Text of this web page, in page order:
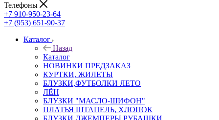
Телефоны
+7 910-950-23-64
+7 (953) 651-90-37
Каталог
Назад
Каталог
НОВИНКИ ПРЕДЗАКАЗ
КУРТКИ, ЖИЛЕТЫ
БЛУЗКИ,ФУТБОЛКИ ЛЕТО
ЛЁН
БЛУЗКИ "МАСЛО-ШИФОН"
ПЛАТЬЯ ШТАПЕЛЬ, ХЛОПОК
БЛУЗКИ,ДЖЕМПЕРЫ,РУБАШКИ